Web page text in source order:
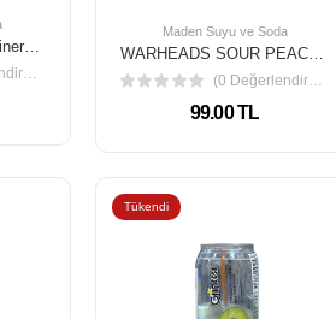
San Pellegrino Doğal Mineralli Su 750 Ml
(0 Değerlendirme)
Maden Suyu ve Soda
WARHEADS SOUR PEACH SODA 330 ML
(0 Değerlendirme)
99.00 TL
Tükendi